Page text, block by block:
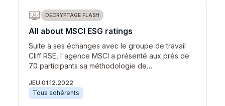
DÉCRYPTAGE FLASH
All about MSCI ESG ratings
Suite à ses échanges avec le groupe de travail
Cliff RSE, l'agence MSCI a présenté aux près de
70 participants sa méthodologie de…
JEU 01.12.2022
Tous adhérents